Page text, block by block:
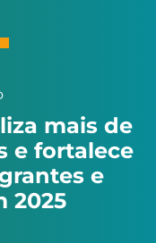
mais de
e fortalece
e
2025